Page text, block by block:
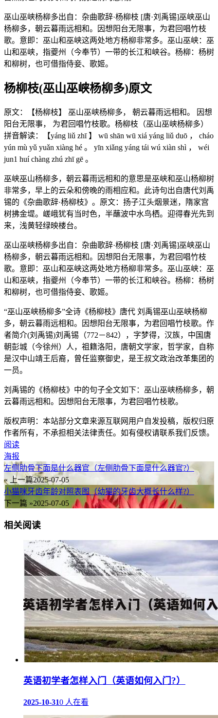
巫山巫峡杨柳多出自：杂曲歌辞·杨柳枝 [唐·刘禹锡]巫峡巫山
杨柳多，朝云暮雨远相和。因想阳台无限事，为君回唱竹枝
歌。意即：巫山和巫峡这两处地方杨柳非常多。巫山巫峡：巫
山和巫峡，指夔州（今奉节）一带的长江和峡谷。杨柳：杨树
和柳树，也可借指侍妾、歌姬。
杨柳枝(巫山巫峡杨柳多)原文
原文：【杨柳枝】 巫山巫峡杨柳多， 朝云暮雨远相和。 因想
阳台无限事， 为君回唱竹枝歌。杨柳枝（巫山巫峡杨柳多）
拼音解读：【yáng liǔ zhī 】 wū shān wū xiá yáng liǔ duō ， cháo
yún mù yǔ yuǎn xiàng hé 。 yīn xiǎng yáng tái wú xiàn shì ， wéi
jun1 huí chàng zhú zhī gē 。
巫峡巫山杨柳多，朝云暮雨远相和的意思是巫峡和巫山杨柳树
非常多，早上的云朵和傍晚的雨相应和。此诗句出自唐代刘禹
锡的《杂曲歌辞·杨柳枝》。原文：扬子江头烟景迷，隋家宫
树拂金堤。嵯峨犹有当时色，半蘸波中水鸟栖。迎得春光先到
来，浅黄轻绿映楼台。
巫山巫峡杨柳多出自：杂曲歌辞·杨柳枝 [唐·刘禹锡]巫峡巫山
杨柳多，朝云暮雨远相和。因想阳台无限事，为君回唱竹枝
歌。意即：巫山和巫峡这两处地方杨柳非常多。巫山巫峡：巫
山和巫峡，指夔州（今奉节）一带的长江和峡谷。杨柳：杨树
和柳树，也可借指侍妾、歌姬。
“巫山巫峡杨柳多”全诗《杨柳枝》唐代 刘禹锡巫山巫峡杨柳
多，朝云暮雨远相和。因想阳台无限事，为君回唱竹枝歌。作
者简介(刘禹锡)刘禹锡（772－842），字梦得，汉族，中国唐
朝彭城（今徐州）人，祖籍洛阳，唐朝文学家，哲学家，自称
是汉中山靖王后裔，曾任监察御史，是王叔文政治改革集团的
一员。
刘禹锡的《杨柳枝》中的句子全文如下：巫山巫峡杨柳多，朝
云暮雨远相和。因想阳台无限事，为君回唱竹枝歌。
版权声明：本站部分文章来源互联网用户自发投稿，版权归原
作者所有，不承担相关法律责任。如有侵权请联系我们反馈。
阅读
海报
左侧肋骨下面是什么器官（左侧肋骨下面是什么器官?）
« 上一篇2025-07-05
小猫咪牙齿年龄对照表图（幼猫的牙齿大概长什么样?）
下一篇 »2025-07-05
相关阅读
英语初学者怎样入门（英语如何入门?）
2025-10-310 人在看